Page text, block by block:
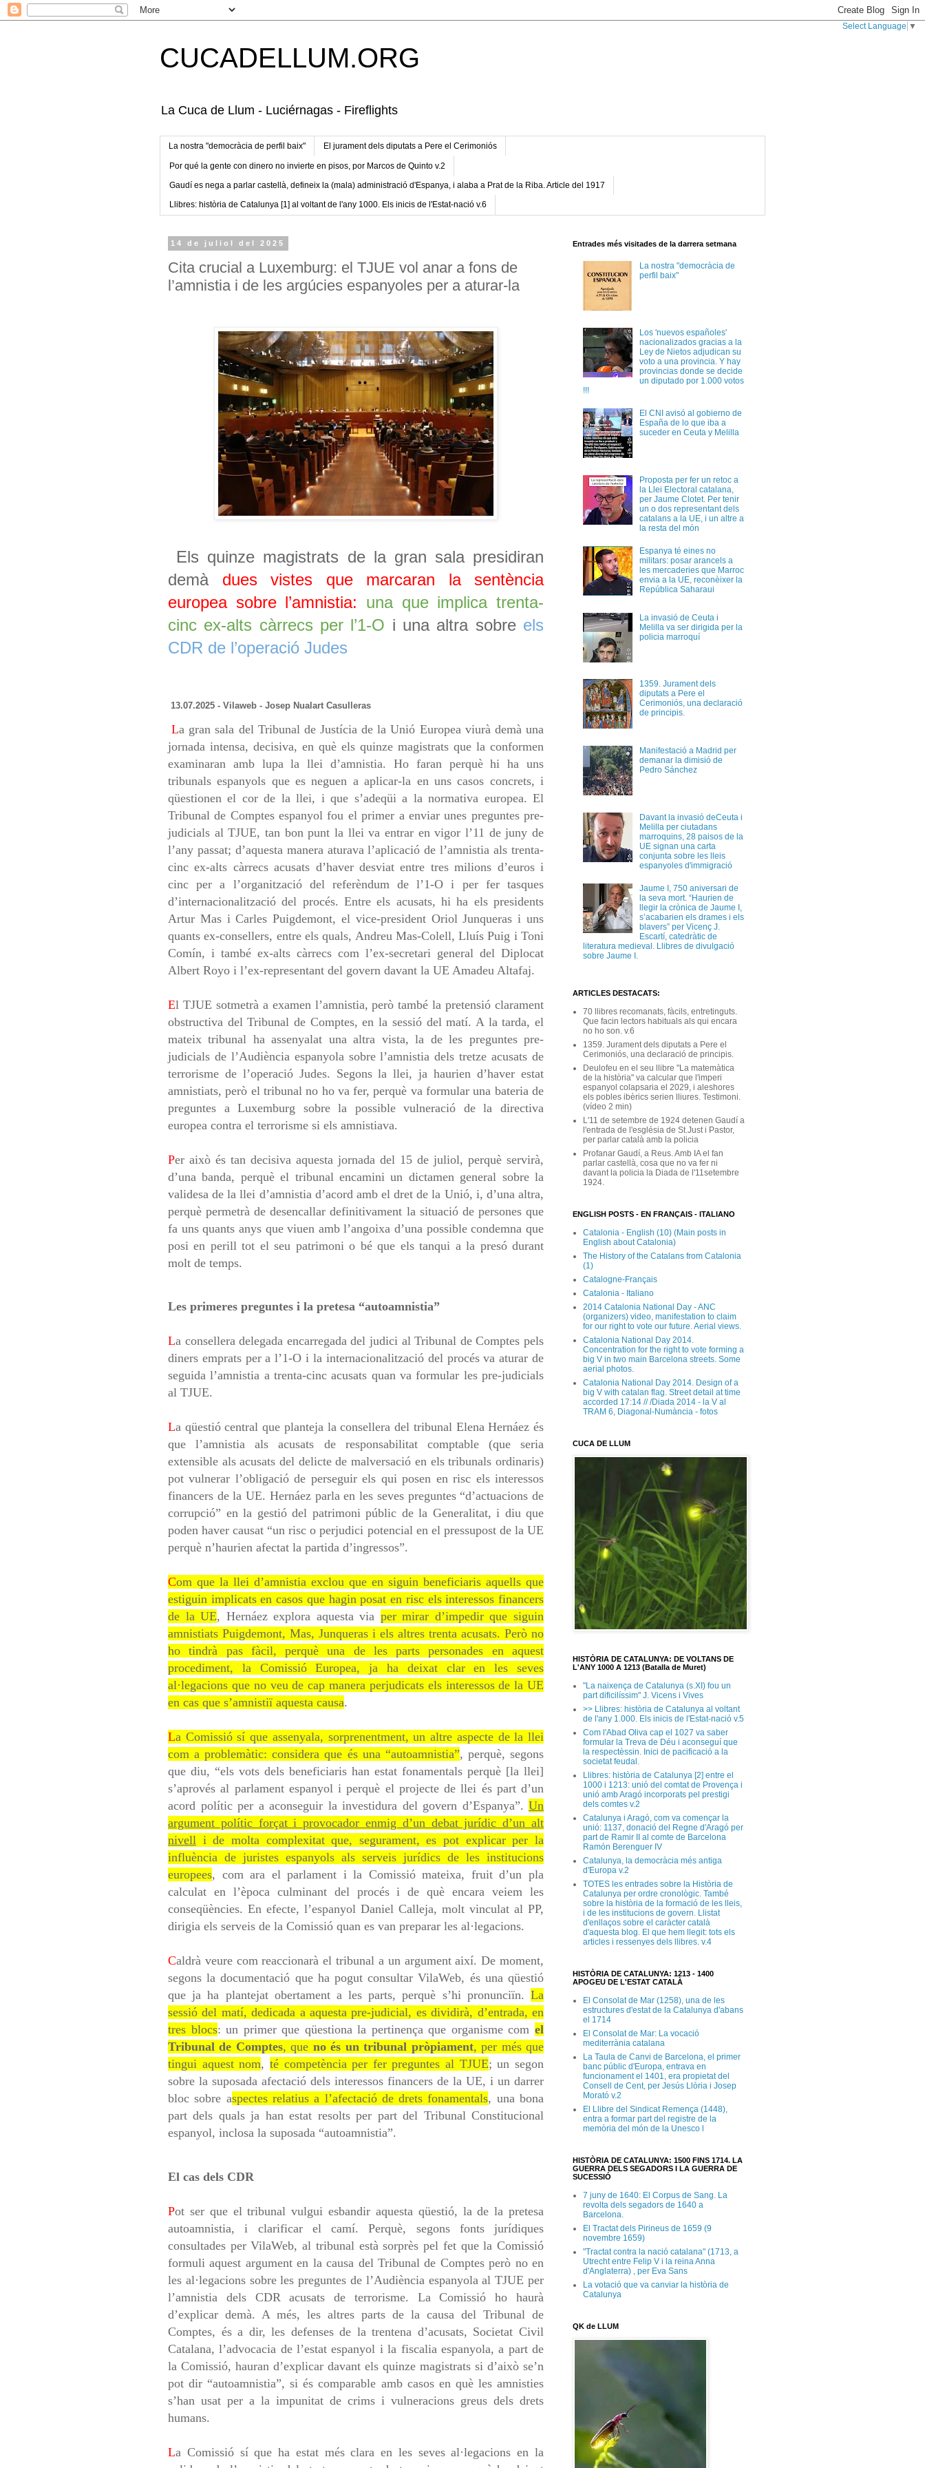
Select Language ▼
CUCADELLUM.ORG
La Cuca de Llum - Luciérnagas - Fireflights
La nostra "democràcia de perfil baix" El jurament dels diputats a Pere el Cerimoniós
Por qué la gente con dinero no invierte en pisos, por Marcos de Quinto v.2
Gaudí es nega a parlar castellà, defineix la (mala) administració d'Espanya, i alaba a Prat de la Riba. Article del 1917
Llibres: història de Catalunya [1] al voltant de l'any 1000. Els inicis de l'Estat-nació v.6
14 de juliol del 2025
Cita crucial a Luxemburg: el TJUE vol anar a fons de
l’amnistia i de les argúcies espanyoles per a aturar-la
Els quinze magistrats de la gran sala presidiran
demà dues vistes que marcaran la sentència
europea sobre l’amnistia: una que implica trenta-
cinc ex-alts càrrecs per l’1-O i una altra sobre els
CDR de l’operació Judes
13.07.2025 - Vilaweb - Josep Nualart Casulleras
La gran sala del Tribunal de Justícia de la Unió Europea viurà demà una
jornada intensa, decisiva, en què els quinze magistrats que la conformen
examinaran amb lupa la llei d’amnistia. Ho faran perquè hi ha uns
tribunals espanyols que es neguen a aplicar-la en uns casos concrets, i
qüestionen el cor de la llei, i que s’adeqüi a la normativa europea. El
Tribunal de Comptes espanyol fou el primer a enviar unes preguntes pre-
judicials al TJUE, tan bon punt la llei va entrar en vigor l’11 de juny de
l’any passat; d’aquesta manera aturava l’aplicació de l’amnistia als trenta-
cinc ex-alts càrrecs acusats d’haver desviat entre tres milions d’euros i
cinc per a l’organització del referèndum de l’1-O i per fer tasques
d’internacionalització del procés. Entre els acusats, hi ha els presidents
Artur Mas i Carles Puigdemont, el vice-president Oriol Junqueras i uns
quants ex-consellers, entre els quals, Andreu Mas-Colell, Lluís Puig i Toni
Comín, i també ex-alts càrrecs com l’ex-secretari general del Diplocat
Albert Royo i l’ex-representant del govern davant la UE Amadeu Altafaj.
El TJUE sotmetrà a examen l’amnistia, però també la pretensió clarament
obstructiva del Tribunal de Comptes, en la sessió del matí. A la tarda, el
mateix tribunal ha assenyalat una altra vista, la de les preguntes pre-
judicials de l’Audiència espanyola sobre l’amnistia dels tretze acusats de
terrorisme de l’operació Judes. Segons la llei, ja haurien d’haver estat
amnistiats, però el tribunal no ho va fer, perquè va formular una bateria de
preguntes a Luxemburg sobre la possible vulneració de la directiva
europea contra el terrorisme si els amnistiava.
Per això és tan decisiva aquesta jornada del 15 de juliol, perquè servirà,
d’una banda, perquè el tribunal encamini un dictamen general sobre la
validesa de la llei d’amnistia d’acord amb el dret de la Unió, i, d’una altra,
perquè permetrà de desencallar definitivament la situació de persones que
fa uns quants anys que viuen amb l’angoixa d’una possible condemna que
posi en perill tot el seu patrimoni o bé que els tanqui a la presó durant
molt de temps.
Les primeres preguntes i la pretesa “autoamnistia”
La consellera delegada encarregada del judici al Tribunal de Comptes pels
diners emprats per a l’1-O i la internacionalització del procés va aturar de
seguida l’amnistia a trenta-cinc acusats quan va formular les pre-judicials
al TJUE.
La qüestió central que planteja la consellera del tribunal Elena Hernáez és
que l’amnistia als acusats de responsabilitat comptable (que seria
extensible als acusats del delicte de malversació en els tribunals ordinaris)
pot vulnerar l’obligació de perseguir els qui posen en risc els interessos
financers de la UE. Hernáez parla en les seves preguntes “d’actuacions de
corrupció” en la gestió del patrimoni públic de la Generalitat, i diu que
poden haver causat “un risc o perjudici potencial en el pressupost de la UE
perquè n’haurien afectat la partida d’ingressos”.
Com que la llei d’amnistia exclou que en siguin beneficiaris aquells que
estiguin implicats en casos que hagin posat en risc els interessos financers
de la UE, Hernáez explora aquesta via per mirar d’impedir que siguin
amnistiats Puigdemont, Mas, Junqueras i els altres trenta acusats. Però no
ho tindrà pas fàcil, perquè una de les parts personades en aquest
procediment, la Comissió Europea, ja ha deixat clar en les seves
al·legacions que no veu de cap manera perjudicats els interessos de la UE
en cas que s’amnistiï aquesta causa.
La Comissió sí que assenyala, sorprenentment, un altre aspecte de la llei
com a problemàtic: considera que és una “autoamnistia”, perquè, segons
que diu, “els vots dels beneficiaris han estat fonamentals perquè [la llei]
s’aprovés al parlament espanyol i perquè el projecte de llei és part d’un
acord polític per a aconseguir la investidura del govern d’Espanya”. Un
argument polític forçat i provocador enmig d’un debat jurídic d’un alt
nivell i de molta complexitat que, segurament, es pot explicar per la
influència de juristes espanyols als serveis jurídics de les institucions
europees, com ara el parlament i la Comissió mateixa, fruit d’un pla
calculat en l’època culminant del procés i de què encara veiem les
conseqüències. En efecte, l’espanyol Daniel Calleja, molt vinculat al PP,
dirigia els serveis de la Comissió quan es van preparar les al·legacions.
Caldrà veure com reaccionarà el tribunal a un argument així. De moment,
segons la documentació que ha pogut consultar VilaWeb, és una qüestió
que ja ha plantejat obertament a les parts, perquè s’hi pronunciïn. La
sessió del matí, dedicada a aquesta pre-judicial, es dividirà, d’entrada, en
tres blocs: un primer que qüestiona la pertinença que organisme comel
Tribunal de Comptes, que no és un tribunal pròpiament, per més que
tingui aquest nom, té competència per fer preguntes al TJUE; un segon
sobre la suposada afectació dels interessos financers de la UE, i un darrer
bloc sobre aspectes relatius a l’afectació de drets fonamentals, una bona
part dels quals ja han estat resolts per part del Tribunal Constitucional
espanyol, inclosa la suposada “autoamnistia”.
El cas dels CDR
Pot ser que el tribunal vulgui esbandir aquesta qüestió, la de la pretesa
autoamnistia, i clarificar el camí. Perquè, segons fonts jurídiques
consultades per VilaWeb, al tribunal està sorprès pel fet que la Comissió
formuli aquest argument en la causa del Tribunal de Comptes però no en
les al·legacions sobre les preguntes de l’Audiència espanyola al TJUE per
l’amnistia dels CDR acusats de terrorisme. La Comissió ho haurà
d’explicar demà. A més, les altres parts de la causa del Tribunal de
Comptes, és a dir, les defenses de la trentena d’acusats, Societat Civil
Catalana, l’advocacia de l’estat espanyol i la fiscalia espanyola, a part de
la Comissió, hauran d’explicar davant els quinze magistrats si d’això se’n
pot dir “autoamnistia”, si és comparable amb casos en què les amnisties
s’han usat per a la impunitat de crims i vulneracions greus dels drets
humans.
La Comissió sí que ha estat més clara en les seves al·legacions en la
Entrades més visitades de la darrera setmana
La nostra "democràcia de
perfil baix"
Los 'nuevos españoles'
nacionalizados gracias a la
Ley de Nietos adjudican su
voto a una provincia. Y hay
provincias donde se decide
un diputado por 1.000 votos
!!!
El CNI avisó al gobierno de
España de lo que iba a
suceder en Ceuta y Melilla
Proposta per fer un retoc a
la Llei Electoral catalana,
per Jaume Clotet. Per tenir
un o dos representant dels
catalans a la UE, i un altre a
la resta del món
Espanya té eines no
militars: posar arancels a
les mercaderies que Marroc
envia a la UE, reconèixer la
República Saharaui
La invasió de Ceuta i
Melilla va ser dirigida per la
policia marroquí
1359. Jurament dels
diputats a Pere el
Cerimoniós, una declaració
de principis.
Manifestació a Madrid per
demanar la dimisió de
Pedro Sánchez
Davant la invasió deCeuta i
Melilla per ciutadans
marroquins, 28 paisos de la
UE signan una carta
conjunta sobre les lleis
espanyoles d'immigració
Jaume I, 750 aniversari de
la seva mort. “Haurien de
llegir la crònica de Jaume I,
s’acabarien els drames i els
blavers” per Vicenç J.
Escartí, catedràtic de
literatura medieval. Llibres de divulgació
sobre Jaume I.
ARTICLES DESTACATS:
70 llibres recomanats, fàcils, entretinguts.
Que facin lectors habituals als qui encara
no ho son. v.6
1359. Jurament dels diputats a Pere el
Cerimoniós, una declaració de principis.
Deulofeu en el seu llibre "La matemàtica
de la història" va calcular que l'imperi
espanyol colapsaria el 2029, i aleshores
els pobles ibèrics serien lliures. Testimoni.
(vídeo 2 min)
L'11 de setembre de 1924 detenen Gaudí a
l'entrada de l'església de St.Just i Pastor,
per parlar català amb la policia
Profanar Gaudí, a Reus. Amb IA el fan
parlar castellà, cosa que no va fer ni
davant la policia la Diada de l'11setembre
1924.
ENGLISH POSTS - EN FRANÇAIS - ITALIANO
Catalonia - English (10) (Main posts in
English about Catalonia)
The History of the Catalans from Catalonia
(1)
Catalogne-Français
Catalonia - Italiano
2014 Catalonia National Day - ANC
(organizers) video, manifestation to claim
for our right to vote our future. Aerial views.
Catalonia National Day 2014.
Concentration for the right to vote forming a
big V in two main Barcelona streets. Some
aerial photos.
Catalonia National Day 2014. Design of a
big V with catalan flag. Street detail at time
accorded 17:14 // /Diada 2014 - la V al
TRAM 6, Diagonal-Numància - fotos
CUCA DE LLUM
HISTÒRIA DE CATALUNYA: DE VOLTANS DE
L'ANY 1000 A 1213 (Batalla de Muret)
"La naixença de Catalunya (s.XI) fou un
part dificilíssim" J. Vicens i Vives
>> Llibres: història de Catalunya al voltant
de l'any 1.000. Els inicis de l'Estat-nació v.5
Com l'Abad Oliva cap el 1027 va saber
formular la Treva de Déu i aconseguí que
la respectèssin. Inici de pacificació a la
societat feudal.
Llibres: història de Catalunya [2] entre el
1000 i 1213: unió del comtat de Provença i
unió amb Aragó incorporats pel prestigi
dels comtes v.2
Catalunya i Aragó, com va començar la
unió: 1137, donació del Regne d'Aragó per
part de Ramir II al comte de Barcelona
Ramón Berenguer IV
Catalunya, la democràcia més antiga
d'Europa v.2
TOTES les entrades sobre la Història de
Catalunya per ordre cronològic. També
sobre la història de la formació de les lleis,
i de les institucions de govern. Llistat
d'enllaços sobre el caràcter català
d'aquesta blog. El que hem llegit: tots els
articles i ressenyes dels llibres. v.4
HISTÒRIA DE CATALUNYA: 1213 - 1400
APOGEU DE L'ESTAT CATALÀ
El Consolat de Mar (1258), una de les
estructures d'estat de la Catalunya d'abans
el 1714
El Consolat de Mar: La vocació
mediterrània catalana
La Taula de Canvi de Barcelona, el primer
banc públic d'Europa, entrava en
funcionament el 1401, era propietat del
Consell de Cent, per Jesús Llòria i Josep
Morató v.2
El Llibre del Sindicat Remença (1448),
entra a formar part del registre de la
memòria del món de la Unesco l
HISTÒRIA DE CATALUNYA: 1500 FINS 1714. LA
GUERRA DELS SEGADORS I LA GUERRA DE
SUCESSIÓ
7 juny de 1640: El Corpus de Sang. La
revolta dels segadors de 1640 a
Barcelona.
El Tractat dels Pirineus de 1659 (9
novembre 1659)
"Tractat contra la nació catalana" (1713, a
Utrecht entre Felip V i la reina Anna
d'Anglaterra) , per Eva Sans
La votació que va canviar la història de
Catalunya
QK de LLUM